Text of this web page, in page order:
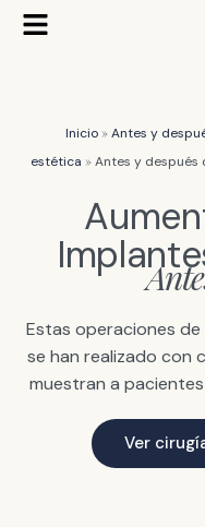
Flyout
Inicio»Antes y
estética »Antes y después
Estas operaciones de
se han realizado con
muestran a
Ver